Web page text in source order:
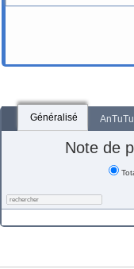
Généralisé AnTuTu
Note de